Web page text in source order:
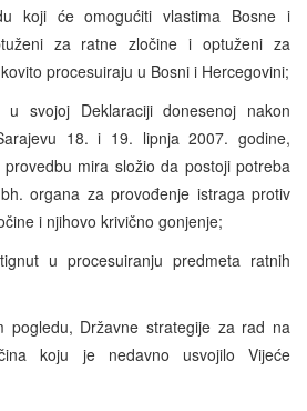
koji će omogućiti vlastima Bosne i
za ratne zločine i optuženi za
procesuiraju u Bosni i Hercegovini;
svojoj Deklaraciji donesenoj nakon
18. i 19. lipnja 2007. godine,
mira složio da postoji potreba
organa za provođenje istraga protiv
i njihovo krivično gonjenje;
u procesuiranju predmeta ratnih
pogledu, Državne strategije za rad na
koju je nedavno usvojilo Vijeće